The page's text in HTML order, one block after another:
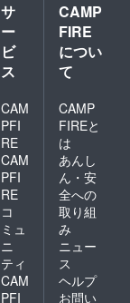
サ
ー
ビ
ス
CAM
PFI
RE
CAM
PFI
RE
コ
ミュ
ニ
ティ
CAM
PFI
CAMP
FIRE
につい
て
CAMP
FIREと
は
あんし
ん・安
全への
取り組
み
ニュー
ス
ヘルプ
お問い